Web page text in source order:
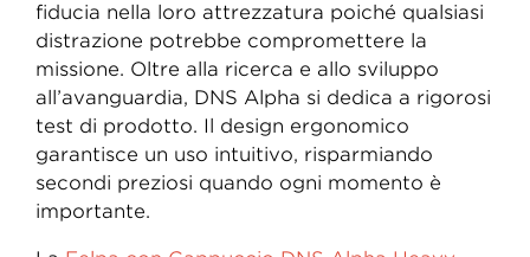
fiducia nella loro attrezzatura poiché qualsiasi
distrazione potrebbe compromettere la
missione. Oltre alla ricerca e allo sviluppo
all’avanguardia, DNS Alpha si dedica a rigorosi
test di prodotto. Il design ergonomico
garantisce un uso intuitivo, risparmiando
secondi preziosi quando ogni momento è
importante.